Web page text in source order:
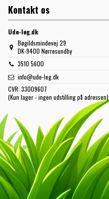
Kontakt os
Ude-leg.dk
Bøgildsmindevej 29
DK-9400 Nørresundby
3510 5600
info@ude-leg.dk
CVR: 33009607
(Kun lager - ingen udstilling på adressen)